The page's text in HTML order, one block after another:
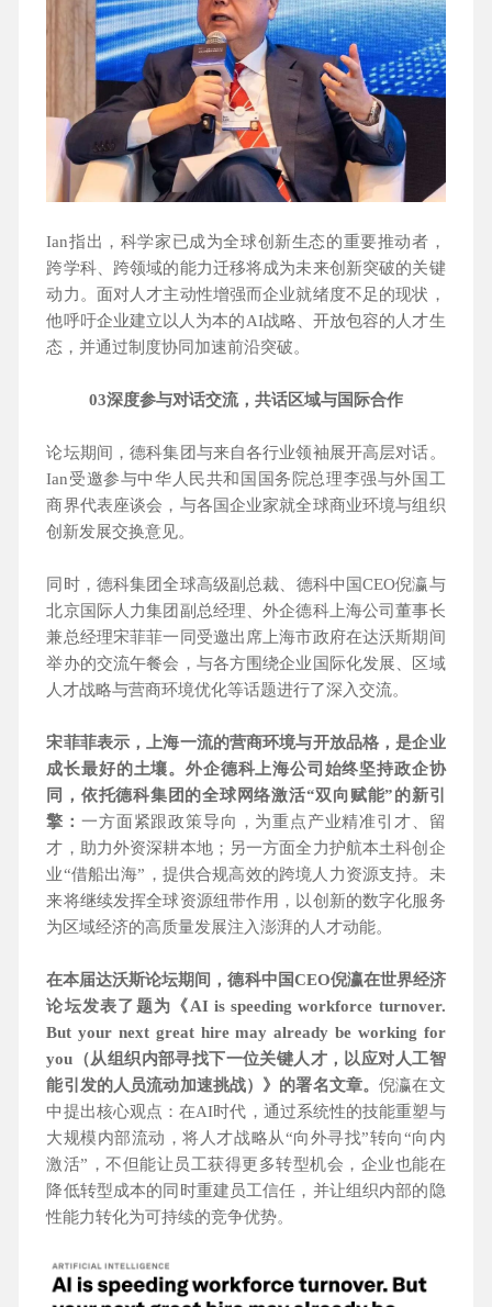
Ian指出，科学家已成为全球创新生态的重要推动者，
跨学科、跨领域的能力迁移将成为未来创新突破的关键
动力。面对人才主动性增强而企业就绪度不足的现状，
他呼吁企业建立以人为本的AI战略、开放包容的人才生
态，并通过制度协同加速前沿突破。
03深度参与对话交流，共话区域与国际合作
论坛期间，德科集团与来自各行业领袖展开高层对话。
Ian受邀参与中华人民共和国国务院总理李强与外国工
商界代表座谈会，与各国企业家就全球商业环境与组织
创新发展交换意见。
同时，德科集团全球高级副总裁、德科中国CEO倪瀛与
北京国际人力集团副总经理、外企德科上海公司董事长
兼总经理宋菲菲一同受邀出席上海市政府在达沃斯期间
举办的交流午餐会，与各方围绕企业国际化发展、区域
人才战略与营商环境优化等话题进行了深入交流。
宋菲菲表示，上海一流的营商环境与开放品格，是企业
成长最好的土壤。外企德科上海公司始终坚持政企协
同，依托德科集团的全球网络激活“双向赋能”的新引
擎：一方面紧跟政策导向，为重点产业精准引才、留
才，助力外资深耕本地；另一方面全力护航本土科创企
业“借船出海”，提供合规高效的跨境人力资源支持。未
来将继续发挥全球资源纽带作用，以创新的数字化服务
为区域经济的高质量发展注入澎湃的人才动能。
在本届达沃斯论坛期间，德科中国CEO倪瀛在世界经济
论坛发表了题为《AI is speeding workforce turnover.
But your next great hire may already be working for
you（从组织内部寻找下一位关键人才，以应对人工智
能引发的人员流动加速挑战）》的署名文章。倪瀛在文
中提出核心观点：在AI时代，通过系统性的技能重塑与
大规模内部流动，将人才战略从“向外寻找”转向“向内
激活”，不但能让员工获得更多转型机会，企业也能在
降低转型成本的同时重建员工信任，并让组织内部的隐
性能力转化为可持续的竞争优势。